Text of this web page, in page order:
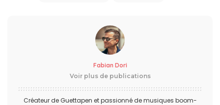
Fabian Dori
Voir plus de publications
Créateur de Guettapen et passionné de musiques boom-